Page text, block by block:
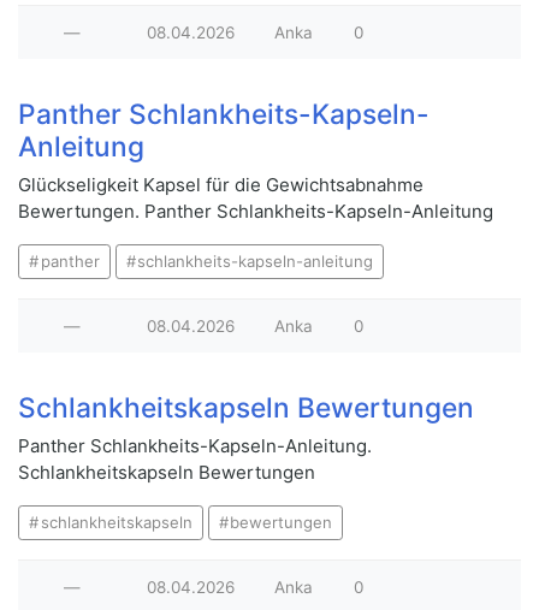
— 08.04.2026 Anka 0
Panther Schlankheits-Kapseln-
Anleitung
Glückseligkeit Kapsel für die Gewichtsabnahme
Bewertungen. Panther Schlankheits-Kapseln-Anleitung
panther schlankheits-kapseln-anleitung
— 08.04.2026 Anka 0
Schlankheitskapseln Bewertungen
Panther Schlankheits-Kapseln-Anleitung.
Schlankheitskapseln Bewertungen
schlankheitskapseln bewertungen
— 08.04.2026 Anka 0